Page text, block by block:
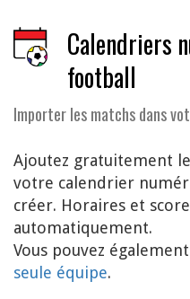
Calendriers
football
Importer les matchs dans
Ajoutez gratuitement
votre calendrier
créer. Horaires et
automatiquement.
Vous pouvez
seule équipe.